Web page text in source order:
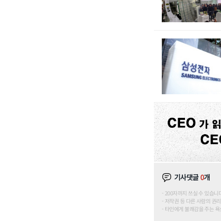
기사댓글0개
200자까지 쓰실 수 있습
저작권 등 다른 사람의 권
타인에게 불쾌감을 주는